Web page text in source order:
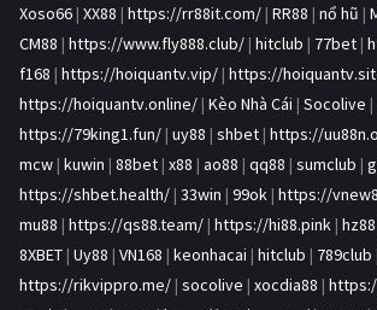
Xoso66 | XX88 | https://rr88it.com/ | RR88 | nổ hũ |
CM88 | https://www.fly888.club/ | hitclub | 77bet |
f168 | https://hoiquantv.vip/ | https://
https://hoiquantv.online/ | Kèo Nhà Cái | Socolive |
https://79king1.fun/ | uy88 | shbet | https://
mcw | kuwin | 88bet | x88 | ao88 | qq88 | sumclub |
https://shbet.health/ | 33win | 99ok | https://
mu88 | https://qs88.team/ | https://hi88.pink | hz88
8XBET | Uy88 | VN168 | keonhacai | hitclub | 789club
https://rikvippro.me/ | socolive | xocdia88 |